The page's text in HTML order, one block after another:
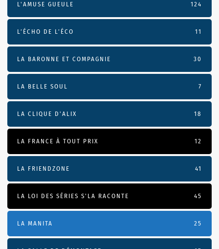
L'AMUSE GUEULE 124
L’ÉCHO DE L’ÉCO 11
LA BARONNE ET COMPAGNIE 30
LA BELLE SOUL 7
LA CLIQUE D'ALIX 18
LA FRANCE À TOUT PRIX 12
LA FRIENDZONE 41
LA LOI DES SÉRIES S'LA RACONTE 45
LA MANITA 25